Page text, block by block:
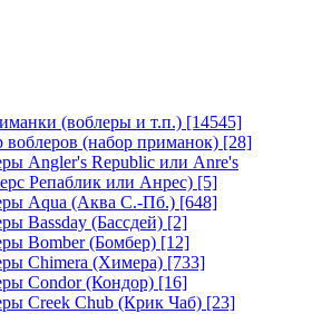
(воблеры и т.п.) [14545]
воблеров (набор приманок) [28]
Angler's Republic или Anre's
Репаблик или Анрес) [5]
Aqua (Аква С.-Пб.) [648]
Bassday (Бассдей) [2]
Bomber (Бомбер) [12]
Chimera (Химера) [733]
Condor (Кондор) [16]
Creek Chub (Крик Чаб) [23]